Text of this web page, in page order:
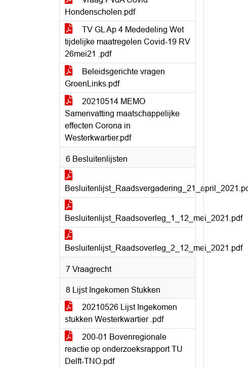
Hondenscholen.pdf
TV GL Ap 4 Mededeling Wet
tijdelijke maatregelen Covid-19 RV
26mei21 .pdf
Beleidsgerichte vragen
GroenLinks.pdf
20210514 MEMO
Samenvatting maatschappelijke
effecten Corona in
Westerkwartier.pdf
6 Besluitenlijsten
Besluitenlijst_Raadsoverleg_1_12_mei_2021.pdf
Besluitenlijst_Raadsoverleg_2_12_mei_2021.pdf
7 Vraagrecht
8 Lijst Ingekomen Stukken
20210526 Lijst Ingekomen
stukken Westerkwartier .pdf
200-01 Bovenregionale
reactie op onderzoeksrapport TU
Delft-TNO.pdf